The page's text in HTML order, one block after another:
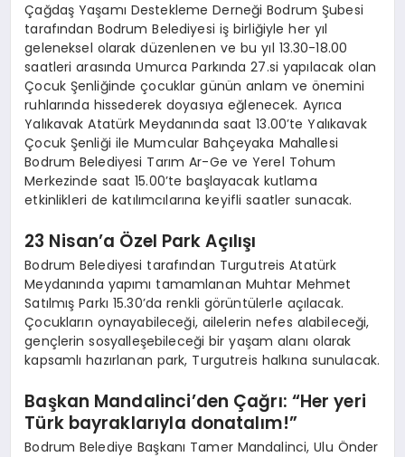
Çağdaş Yaşamı Destekleme Derneği Bodrum Şubesi
tarafından Bodrum Belediyesi iş birliğiyle her yıl
geleneksel olarak düzenlenen ve bu yıl 13.30-18.00
saatleri arasında Umurca Parkında 27.si yapılacak olan
Çocuk Şenliğinde çocuklar günün anlam ve önemini
ruhlarında hissederek doyasıya eğlenecek. Ayrıca
Yalıkavak Atatürk Meydanında saat 13.00’te Yalıkavak
Çocuk Şenliği ile Mumcular Bahçeyaka Mahallesi
Bodrum Belediyesi Tarım Ar-Ge ve Yerel Tohum
Merkezinde saat 15.00’te başlayacak kutlama
etkinlikleri de katılımcılarına keyifli saatler sunacak.
23 Nisan’a Özel Park Açılışı
Bodrum Belediyesi tarafından Turgutreis Atatürk
Meydanında yapımı tamamlanan Muhtar Mehmet
Satılmış Parkı 15.30’da renkli görüntülerle açılacak.
Çocukların oynayabileceği, ailelerin nefes alabileceği,
gençlerin sosyalleşebileceği bir yaşam alanı olarak
kapsamlı hazırlanan park, Turgutreis halkına sunulacak.
Başkan Mandalinci’den Çağrı: “Her yeri
Türk bayraklarıyla donatalım!”
Bodrum Belediye Başkanı Tamer Mandalinci, Ulu Önder